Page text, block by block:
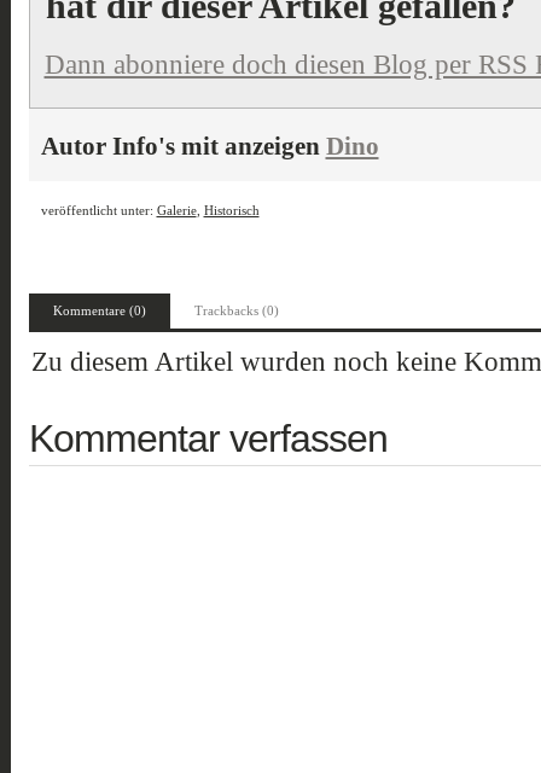
Dann abonniere doch diesen Blog per RSS
Autor Info's mit anzeigen Dino
veröffentlicht unter: Galerie, Historisch
Kommentare (0) Trackbacks (0)
Zu diesem Artikel wurden noch keine
Kommentar verfassen